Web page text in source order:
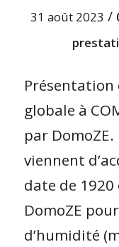
31 août 2023 /
globale à
par
viennent
date de 1920
DomoZE
d’humidité